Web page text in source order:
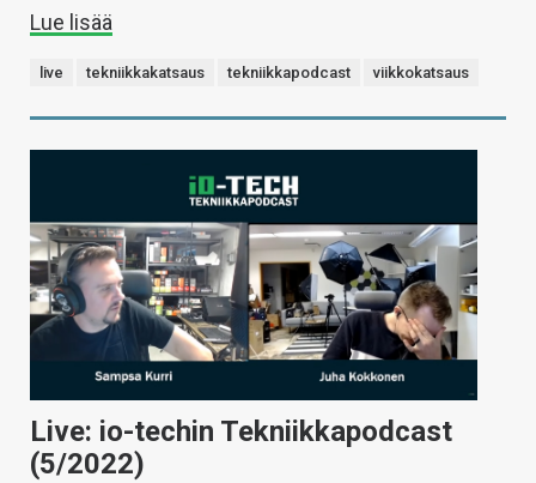
Lue lisää
live tekniikkakatsaus tekniikkapodcast viikkokatsaus
Live: io-techin Tekniikkapodcast
(5/2022)